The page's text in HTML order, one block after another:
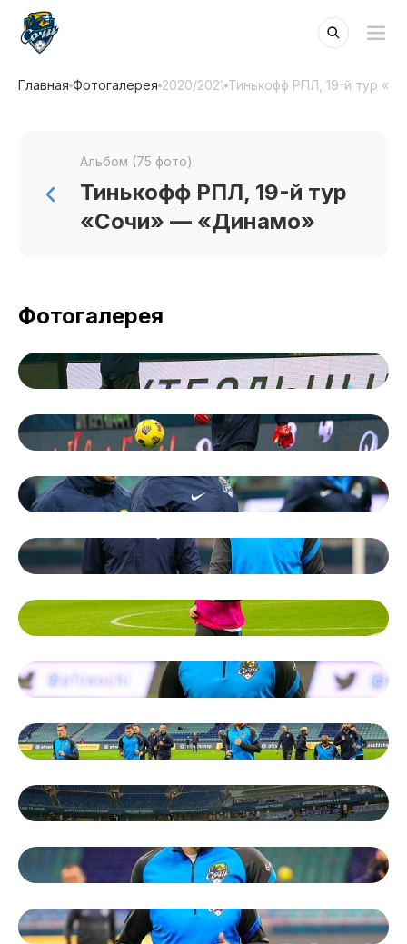
Главная Фотогалерея 2020/2021 Тинькофф РПЛ, 19-й тур
Альбом (75 фото)
Тинькофф РПЛ, 19-й тур
«Сочи» — «Динамо»
Фотогалерея